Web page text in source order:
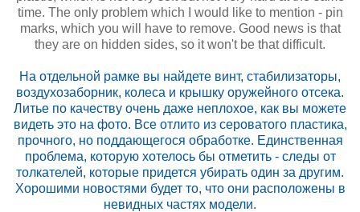
time. The only problem which I would like to mention - pin
marks, which you will have to remove. Good news is that
they are on hidden sides, so it won't be that difficult.
На отдельной рамке вы найдете винт, стабилизаторы,
воздухозаборник, колеса и крышку оружейного отсека.
Литье по качеству очень даже неплохое, как вы можете
видеть это на фото. Все отлито из сероватого пластика,
прочного, но поддающегося обработке. Единственная
проблема, которую хотелось бы отметить - следы от
толкателей, которые придется убирать один за другим.
Хорошими новостями будет то, что они расположены в
невидных частях модели.